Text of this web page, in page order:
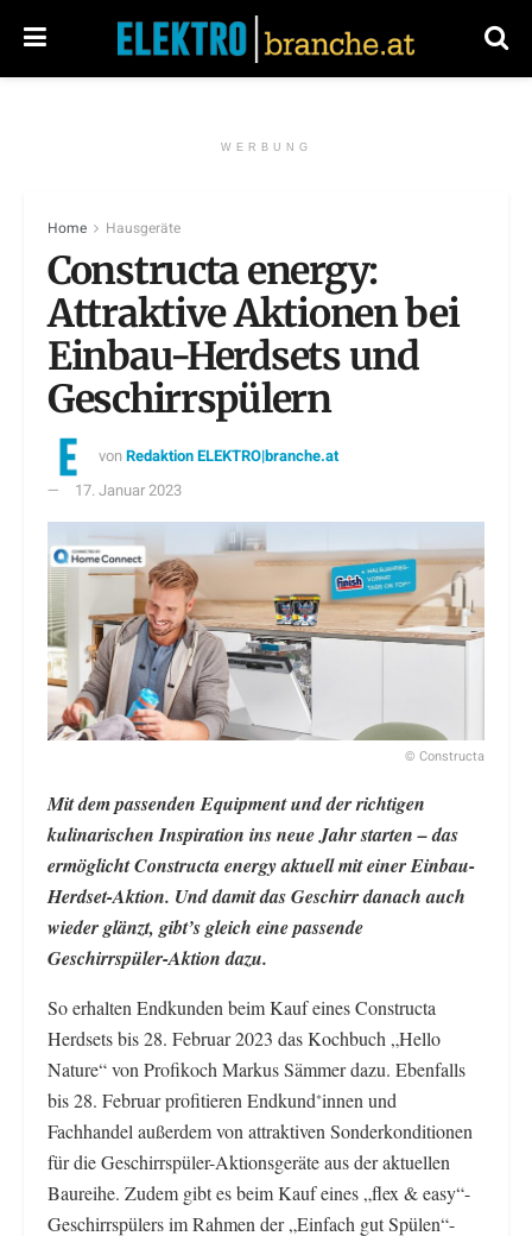
WERBUNG
Home Hausgeräte
Constructa energy:
Attraktive Aktionen bei
Einbau-Herdsets und
Geschirrspülern
vonRedaktion ELEKTRO|branche.at
17. Januar 2023
© Constructa
Mit dem passenden Equipment und der richtigen
kulinarischen Inspiration ins neue Jahr starten – das
ermöglicht Constructa energy aktuell mit einer Einbau-
Herdset-Aktion. Und damit das Geschirr danach auch
wieder glänzt, gibt’s gleich eine passende
Geschirrspüler-Aktion dazu.
So erhalten Endkunden beim Kauf eines Constructa
Herdsets bis 28. Februar 2023 das Kochbuch „Hello
Nature“ von Profikoch Markus Sämmer dazu. Ebenfalls
bis 28. Februar profitieren Endkund*innen und
Fachhandel außerdem von attraktiven Sonderkonditionen
für die Geschirrspüler-Aktionsgeräte aus der aktuellen
Baureihe. Zudem gibt es beim Kauf eines „flex & easy“-
Geschirrspülers im Rahmen der „Einfach gut Spülen“-